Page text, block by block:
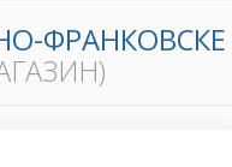
ФРАНКОВСКЕ